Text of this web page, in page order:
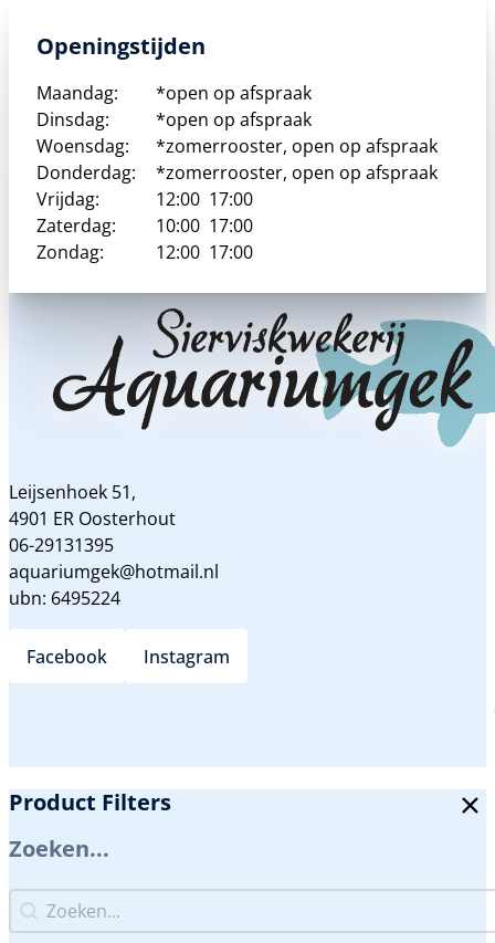
Leijsenhoek 51,
4901 ER Oosterhout
06-29131395
aquariumgek@hotmail.nl
ubn: 6495224
Facebook Instagram
Openingstijden
Maandag:
*open op afspraak
Dinsdag:
*open op afspraak
Woensdag:
*zomerrooster, open op afspraak
Donderdag:
*zomerrooster, open op afspraak
Vrijdag:
12:00 17:00
Zaterdag:
10:00 17:00
Zondag:
12:00 17:00
Product Filters
Zoeken...
Zoeken...
Zoeken...